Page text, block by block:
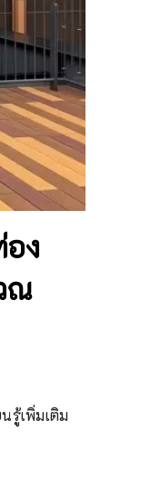
ง
ณ
รู้เพิ่มเติม